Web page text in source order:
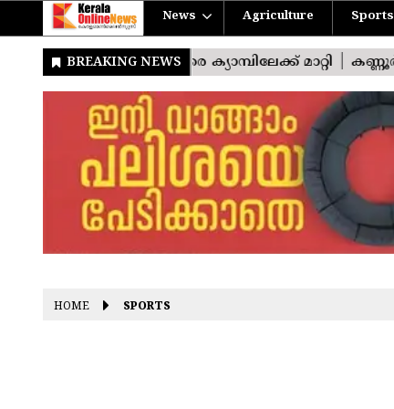
News Agriculture Sports
HOME SPORTS